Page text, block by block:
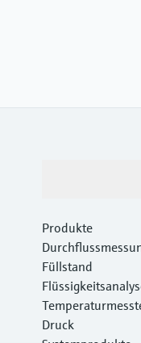
Produkte
Füllstand
Druck